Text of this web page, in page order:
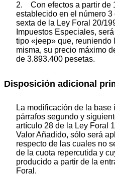
2. Con efectos a partir de
establecido en el número
sexta de la Ley Foral 20/
Impuestos Especiales,
tipo «jeep» que,
misma, su precio máximo
de 3.893.400 pesetas.
Disposición adicional
La modificación de la
párrafos segundo y
artículo 28 de la Ley Foral
Valor Añadido, sólo será
respecto de las cuales no
de la cuota repercutida y
producido a partir de la
Foral.